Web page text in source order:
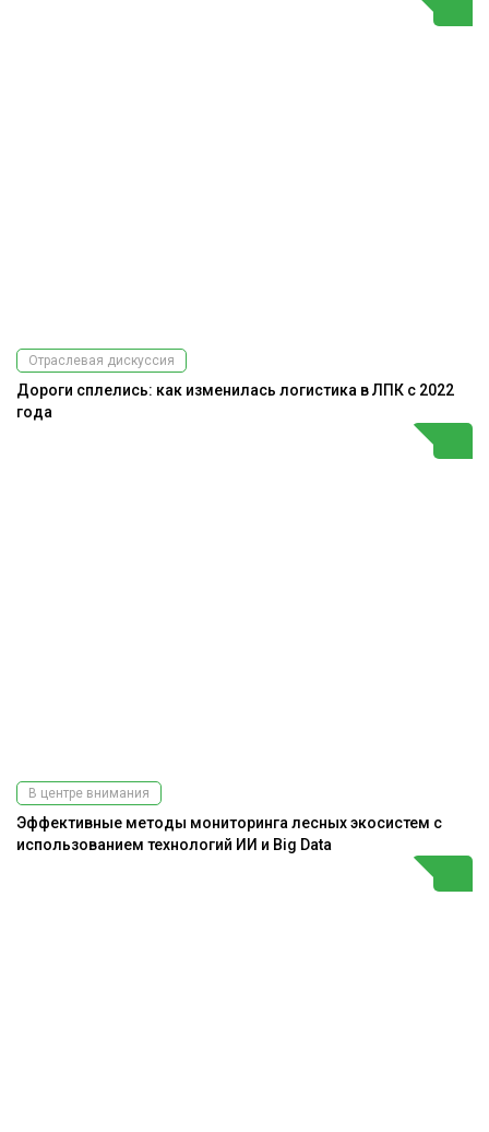
Отраслевая дискуссия
Дороги сплелись: как изменилась логистика в ЛПК с 2022
года
В центре внимания
Эффективные методы мониторинга лесных экосистем с
использованием технологий ИИ и Big Data